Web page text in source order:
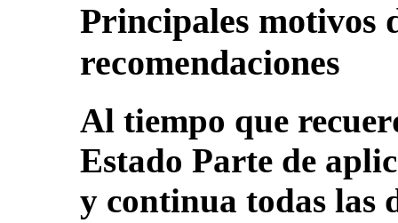
Principales motivos
recomendaciones
Al tiempo que
Estado Parte de
y continua todas las